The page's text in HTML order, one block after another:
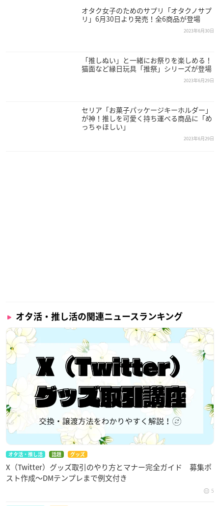
オタク女子のためのサプリ「オタクノサプ
リ」6月30日より発売！全6商品が登場
2023年6月30日
「推しぬい」と一緒にお祭りを楽しめる！
猫面など縁日玩具「推祭」シリーズが登場
2023年6月29日
セリア「お菓子パッケージキーホルダー」
が神！推しを可愛く持ち運べる商品に「め
っちゃほしい」
2023年6月29日
オタ活・推し活の関連ニュースランキング
オタ活・推し活 話題 グッズ
X（Twitter）グッズ取引のやり方とマナー完全ガイド 募集ポ
スト作成〜DMテンプレまで例文付き
5